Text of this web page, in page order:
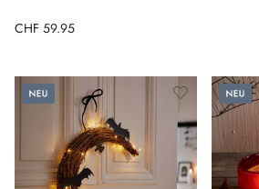
CHF 59.95
Neu Neu